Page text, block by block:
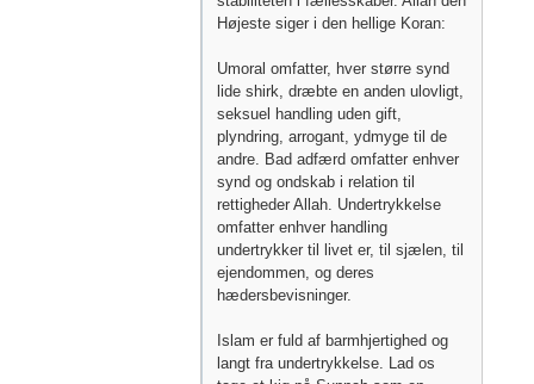
Højeste siger i den hellige Koran:
Umoral omfatter, hver større synd
lide shirk, dræbte en anden ulovligt,
seksuel handling uden gift,
plyndring, arrogant, ydmyge til de
andre. Bad adfærd omfatter enhver
synd og ondskab i relation til
rettigheder Allah. Undertrykkelse
omfatter enhver handling
undertrykker til livet er, til sjælen, til
ejendommen, og deres
hædersbevisninger.
Islam er fuld af barmhjertighed og
langt fra undertrykkelse. Lad os